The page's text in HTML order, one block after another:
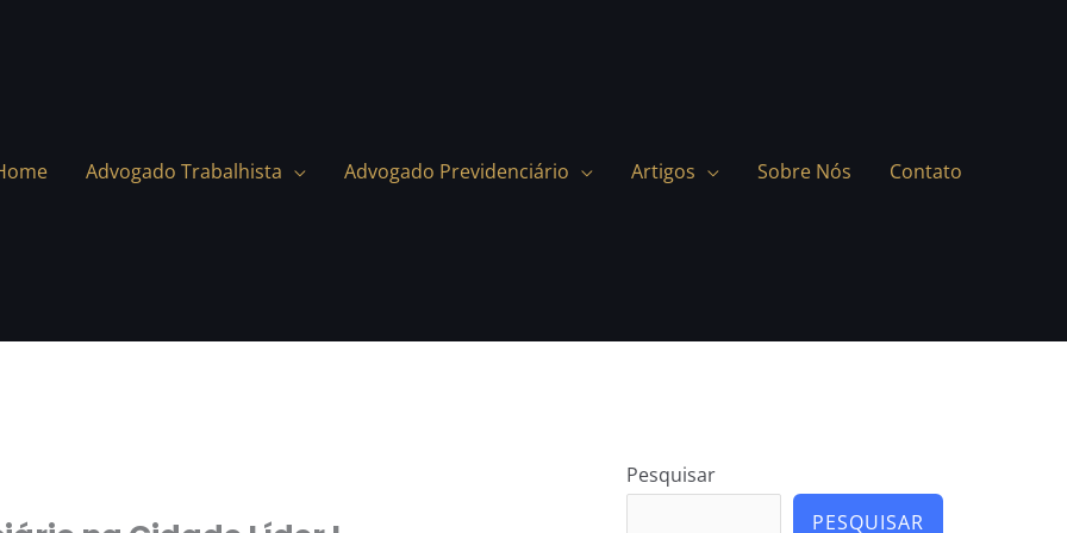
Advogado Trabalhista Advogado Previdenciário Artigos Sobre Nós Contato
Pesquisar
PESQUISAR